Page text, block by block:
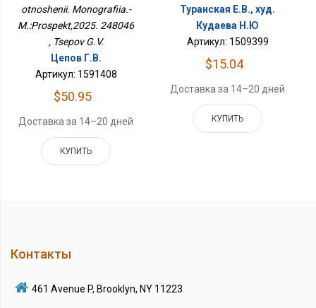
otnoshenii. Monografiia.-
M.:Prospekt,2025. 248046
, Tsepov G.V.
Цепов Г.В.
Артикул: 1591408
$50.95
Доставка за 14–20 дней
КУПИТЬ
Туранская Е.В., худ.
Кудаева Н.Ю
Артикул: 1509399
$15.04
Доставка за 14–20 дней
КУПИТЬ
Контакты
461 Avenue P, Brooklyn, NY 11223